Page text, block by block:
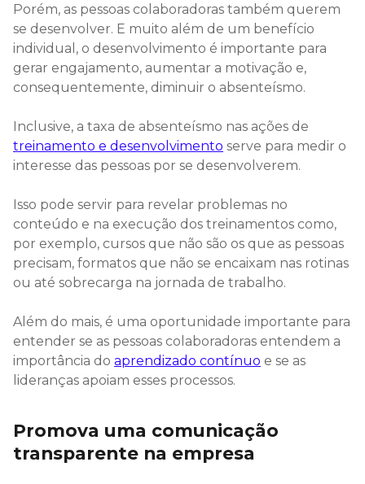
Porém, as pessoas colaboradoras também querem
se desenvolver. E muito além de um benefício
individual, o desenvolvimento é importante para
gerar engajamento, aumentar a motivação e,
consequentemente, diminuir o absenteísmo.
Inclusive, a taxa de absenteísmo nas ações de
treinamento e desenvolvimento serve para medir o
interesse das pessoas por se desenvolverem.
Isso pode servir para revelar problemas no
conteúdo e na execução dos treinamentos como,
por exemplo, cursos que não são os que as pessoas
precisam, formatos que não se encaixam nas rotinas
ou até sobrecarga na jornada de trabalho.
Além do mais, é uma oportunidade importante para
entender se as pessoas colaboradoras entendem a
importância do aprendizado contínuo e se as
lideranças apoiam esses processos.
Promova uma comunicação
transparente na empresa